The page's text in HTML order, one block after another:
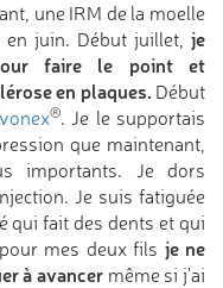
une IRM de la moelle
en juin. Début juillet, je
faire le point et
en plaques. Début
®. Je le supportais
que maintenant,
importants. Je dors
Je suis fatiguée
qui fait des dents et qui
mes deux fils je ne
à avancer même si j'ai